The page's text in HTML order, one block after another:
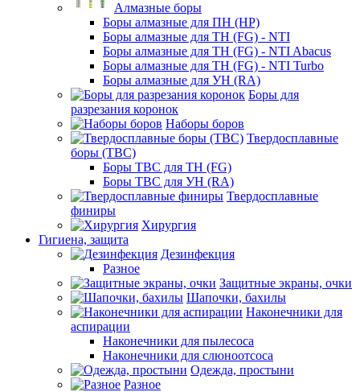
Алмазные боры
Боры алмазные для ПН (HP)
Боры алмазные для ТН (FG) - NTI
Боры алмазные для ТН (FG) - NTI Abacus
Боры алмазные для ТН (FG) - NTI Turbo
Боры алмазные для УН (RA)
Боры для
разрезания коронок
Наборы боров
Твердосплавные
боры (ТВС)
Боры ТВС для ТН (FG)
Боры ТВС для УН (RA)
Твердосплавные
финиры
Хирургия
Гигиена, защита
Дезинфекция
Разное
Защитные экраны, очки
Шапочки, бахилы
Наконечники для
аспирации
Наконечники для пылесоса
Наконечники для слюноотсоса
Одежда, простыни
Разное